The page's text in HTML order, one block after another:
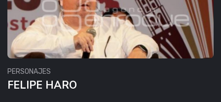
PERSONAJES
FELIPE HARO